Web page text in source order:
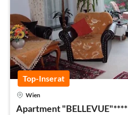
Top-Inserat
Wien
Apartment "BELLEVUE"****